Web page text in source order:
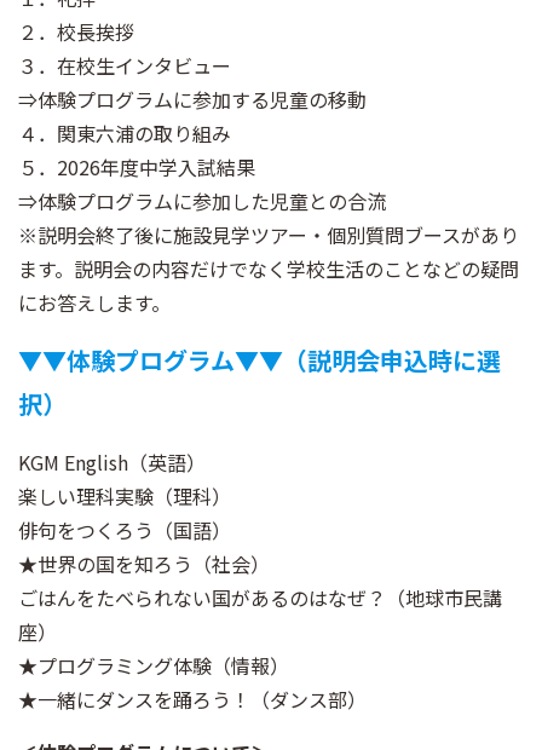
２．校長挨拶
３．在校生インタビュー
⇒体験プログラムに参加する児童の移動
４．関東六浦の取り組み
５．2026年度中学入試結果
⇒体験プログラムに参加した児童との合流
※説明会終了後に施設見学ツアー・個別質問ブースがあり
ます。説明会の内容だけでなく学校生活のことなどの疑問
にお答えします。
▼▼体験プログラム▼▼ （説明会申込時に選
択）
KGM English（英語）
楽しい理科実験（理科）
俳句をつくろう（国語）
★世界の国を知ろう（社会）
ごはんをたべられない国があるのはなぜ？（地球市民講
座）
★プログラミング体験（情報）
★一緒にダンスを踊ろう！（ダンス部）